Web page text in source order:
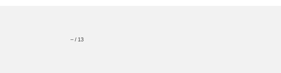
–/ 13